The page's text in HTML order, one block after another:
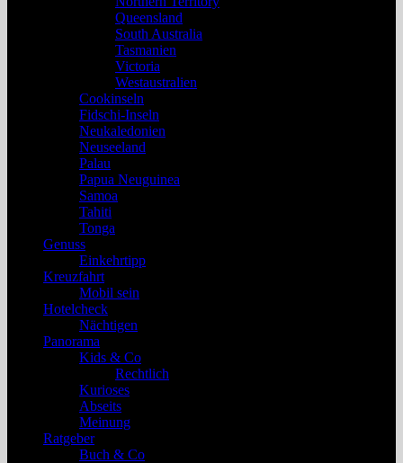
Queensland
South Australia
Tasmanien
Victoria
Westaustralien
Cookinseln
Fidschi-Inseln
Neukaledonien
Neuseeland
Palau
Papua Neuguinea
Samoa
Tahiti
Tonga
Genuss
Einkehrtipp
Kreuzfahrt
Mobil sein
Hotelcheck
Nächtigen
Panorama
Kids & Co
Rechtlich
Kurioses
Abseits
Meinung
Ratgeber
Buch & Co